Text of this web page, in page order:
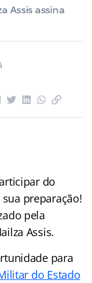
Assis assina
do
preparação!
pela
Assis.
para
do Estado